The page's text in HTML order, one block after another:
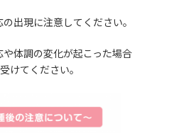
出現に注意してください。
体調の変化が起こった場合
けてください。